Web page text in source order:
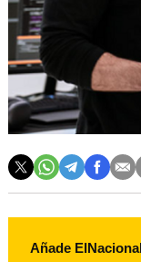
Añade